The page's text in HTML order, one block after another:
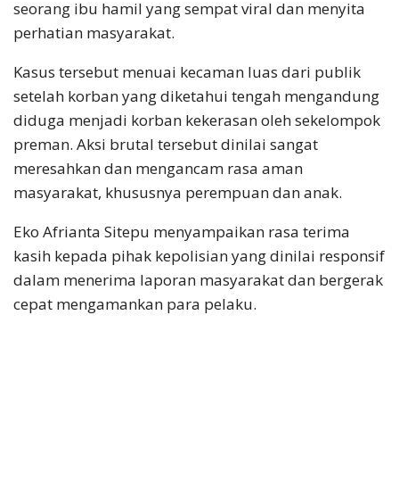
seorang ibu hamil yang sempat viral dan menyita
perhatian masyarakat.
Kasus tersebut menuai kecaman luas dari publik
setelah korban yang diketahui tengah mengandung
diduga menjadi korban kekerasan oleh sekelompok
preman. Aksi brutal tersebut dinilai sangat
meresahkan dan mengancam rasa aman
masyarakat, khususnya perempuan dan anak.
Eko Afrianta Sitepu menyampaikan rasa terima
kasih kepada pihak kepolisian yang dinilai responsif
dalam menerima laporan masyarakat dan bergerak
cepat mengamankan para pelaku.